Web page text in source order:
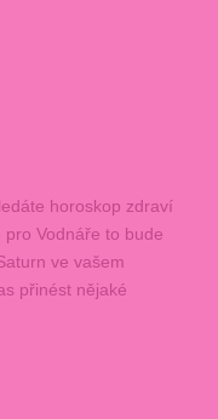
horoskop zdraví
Vodnáře to bude
ve vašem
přinést nějaké